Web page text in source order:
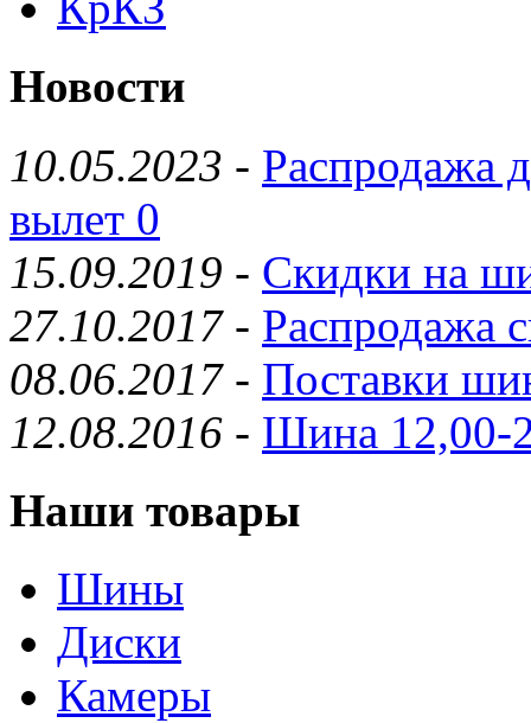
Новости
10.05.2023 - Распродажа
вылет 0
15.09.2019 - Скидки на
27.10.2017- Распродажа
08.06.2017- Поставки
12.08.2016 - Шина 12,00-
Наши товары
Шины
Диски
Камеры